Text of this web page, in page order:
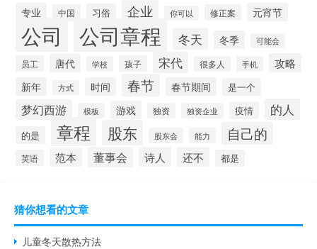
专业 中国 习俗 企业 你可以 修正案 元宵节
公司 公司章程 冬天 冬季 可能会
员工 唐代 学校 孩子 宋代 很多人 手机 攻略
新年 方式 时间 春节 春节期间 是一个
梦幻西游 模板 游戏 独资 独资企业 疫情 的人
的是 章程 股东 股东会 能力 自己的
英语 范本 董事会 诗人 还不 都是
猜你想看的文章
儿童冬天散热方法